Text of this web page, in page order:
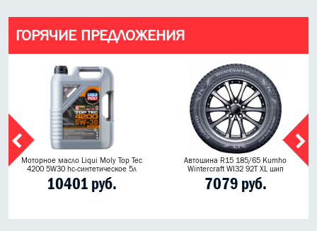
ГОРЯЧИЕ ПРЕДЛОЖЕНИЯ
Моторное масло Liqui Moly Top Tec
4200 5W30 hc-синтетическое 5л
10401 руб.
Автошина R15 185/65 Kumho
Wintercraft WI32 92T XL шип
7079 руб.